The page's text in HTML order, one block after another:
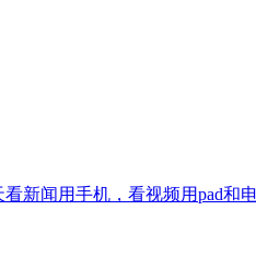
新闻用手机，看视频用pad和